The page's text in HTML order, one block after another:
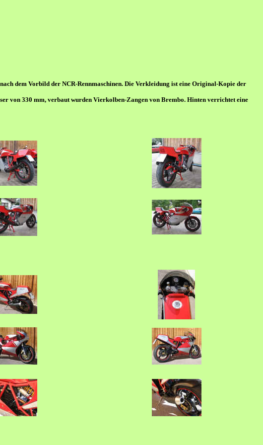
dem Vorbild der NCR-Rennmaschinen. Die Verkleidung ist eine Original-Kopie der
von 330 mm, verbaut wurden Vierkolben-Zangen von Brembo. Hinten verrichtet eine